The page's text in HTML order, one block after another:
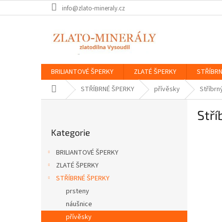
na
info@zlato-mineraly.cz
BRILIANTOVÉ ŠPERKY ZLATÉ ŠPERKY
Domů STŘÍBRNÉ ŠPERKY přívěsky
a
kategorie
Kategorie
BRILIANTOVÉ ŠPERKY
ZLATÉ ŠPERKY
STŘÍBRNÉ ŠPERKY
prsteny
náušnice
přívěsky